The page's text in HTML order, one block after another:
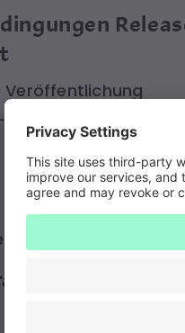
Veröffentlichung
Musik-